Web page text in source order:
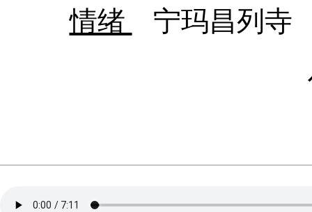
情绪
宁玛昌列寺